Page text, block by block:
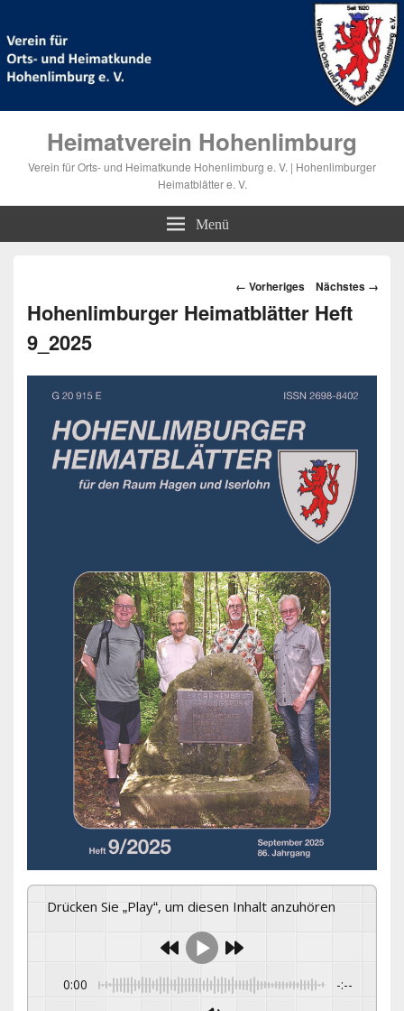
Heimatverein Hohenlimburg
Verein für Orts- und Heimatkunde Hohenlimburg e. V. | Hohenlimburger
Heimatblätter e. V.
Menü
Bilder-
Navigation
← Vorheriges Nächstes →
Hohenlimburger Heimatblätter Heft
9_2025
Drücken Sie „Play“, um diesen Inhalt anzuhören
0:00 -:--